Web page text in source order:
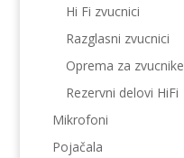
Hi Fi zvucnici
Razglasni zvucnici
Oprema za zvucnike
Rezervni delovi HiFi
Mikrofoni
Pojačala